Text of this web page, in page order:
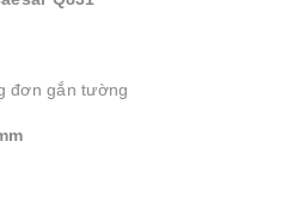
đơn gắn tường